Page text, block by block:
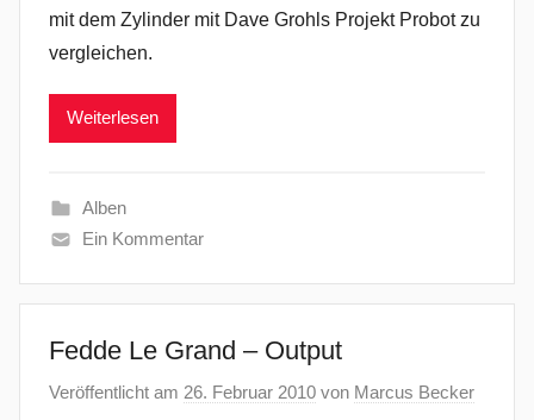
mit dem Zylinder mit Dave Grohls Projekt Probot zu
vergleichen.
Weiterlesen
Alben
Ein Kommentar
Fedde Le Grand – Output
Veröffentlicht am 26. Februar 2010 von Marcus Becker